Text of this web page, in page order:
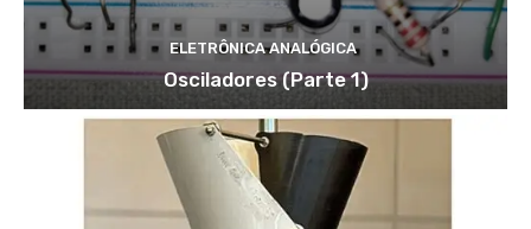
ELETRÔNICA ANALÓGICA
Osciladores (Parte 1)